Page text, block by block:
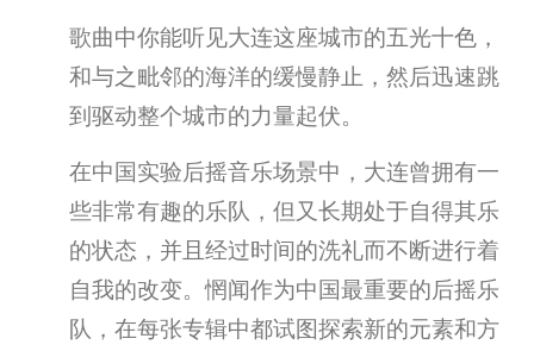
歌曲中你能听见大连这座城市的五光十色，
和与之毗邻的海洋的缓慢静止，然后迅速跳
到驱动整个城市的力量起伏。
在中国实验后摇音乐场景中，大连曾拥有一
些非常有趣的乐队，但又长期处于自得其乐
的状态，并且经过时间的洗礼而不断进行着
自我的改变。惘闻作为中国最重要的后摇乐
队，在每张专辑中都试图探索新的元素和方